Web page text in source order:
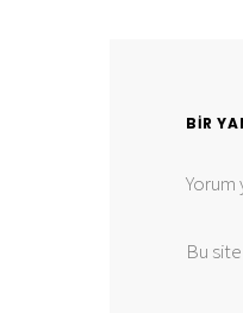
BIR
Yorum
Bu